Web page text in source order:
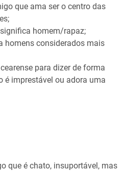
que ama ser o centro das
homem/rapaz;
homens considerados mais
para dizer de forma
é imprestável ou adora uma
que é chato, insuportável, mas